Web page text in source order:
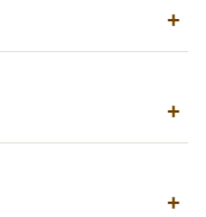
+
+
+